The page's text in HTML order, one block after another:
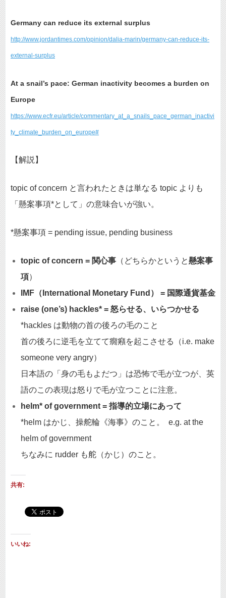
Germany can reduce its external surplus
http://www.jordantimes.com/opinion/dalia-marin/germany-can-reduce-its-
external-surplus
At a snail’s pace: German inactivity becomes a burden on
Europe
https://www.ecfr.eu/article/commentary_at_a_snails_pace_german_inactivi
ty_climate_burden_on_europe#
【解説】
topic of concern と言われたときは単なる topic よりも
「懸案事項*として」の意味合いが強い。
*懸案事項 = pending issue, pending business
topic of concern = 関心事 （どちらかというと懸案事
項）
IMF（International Monetary Fund） = 国際通貨基金
raise (one’s) hackles* = 怒らせる、いらつかせる
*hackles は動物の首の後ろの毛のこと
首の後ろに逆毛を立てて癇癪を起こさせる（i.e. make
someone very angry）
日本語の「身の毛もよだつ」は恐怖で毛が立つが、英
語のこの表現は怒りで毛が立つことに注意。
helm* of government = 指導的立場にあって
*helm はかじ、操舵輪《海事》のこと。
e.g. at the
helm of government
ちなみに rudder も舵（かじ）のこと。
共有:
いいね: